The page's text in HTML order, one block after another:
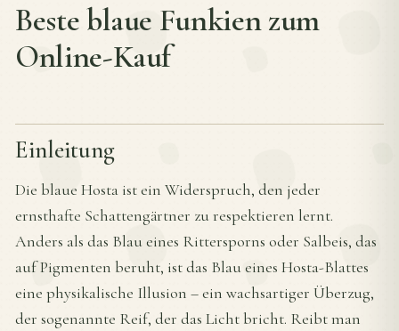
Beste blaue Funkien zum
Online-Kauf
Einleitung
Die blaue Hosta ist ein Widerspruch, den jeder
ernsthafte Schattengärtner zu respektieren lernt.
Anders als das Blau eines Rittersporns oder Salbeis, das
auf Pigmenten beruht, ist das Blau eines Hosta-Blattes
eine physikalische Illusion – ein wachsartiger Überzug,
der sogenannte Reif, der das Licht bricht. Reibt man